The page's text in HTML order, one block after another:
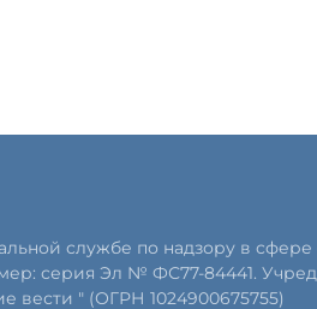
службе по надзору в
серия Эл № ФС77-84441.
вести " (ОГРН 1024900675755)